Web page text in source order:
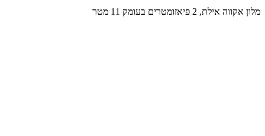
מלון אקווה אילת, 2 פיאזומטרים בעומק 11 מטר